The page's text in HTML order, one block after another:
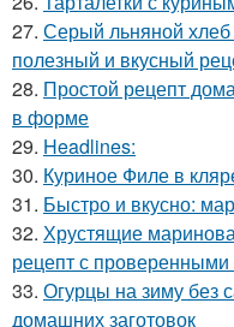
27. Серый льняной хлеб
полезный и вкусный
28. Простой рецепт
в форме
29. Headlines:
30. Куриное Филе в
31. Быстро и вкусно:
32. Хрустящие
рецепт с проверенными
33. Огурцы на зиму без
домашних заготовок